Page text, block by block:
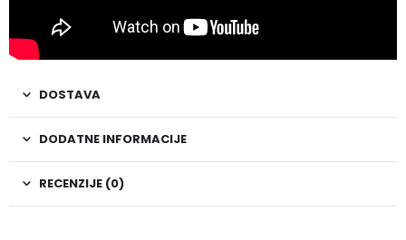
DOSTAVA
DODATNE INFORMACIJE
RECENZIJE (0)